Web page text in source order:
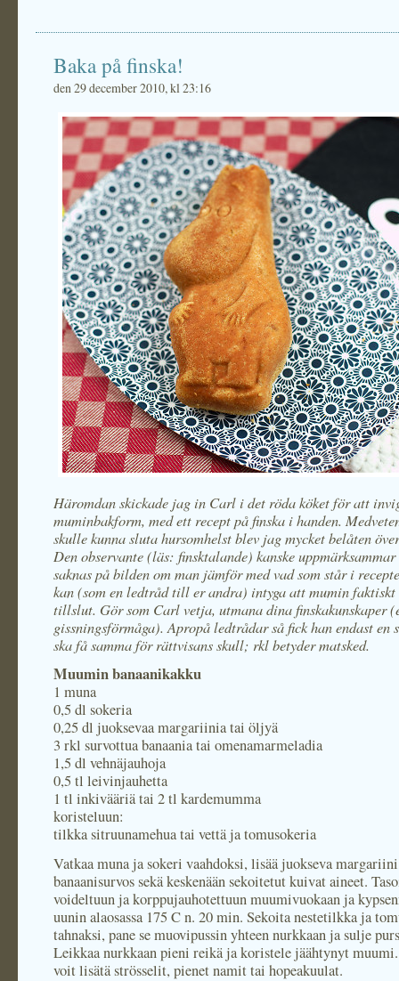
Baka på finska!
den 29 december 2010, kl 23:16
Häromdan skickade jag in Carl i det röda köket för att
muminbakform, med ett recept på finska i handen.
skulle kunna sluta hursomhelst blev jag mycket belåten
Den observante (läs: finsktalande) kanske
saknas på bilden om man jämför med vad som står i
kan (som en ledtråd till er andra) intyga att mumin
tillslut. Gör som Carl vetja, utmana dina finskakunskaper
gissningsförmåga). Apropå ledtrådar så fick han endast en
ska få samma för rättvisans skull; rkl betyder matsked.
Muumin banaanikakku
1 muna
0,5 dl sokeria
0,25 dl juoksevaa margariinia tai öljyä
3 rkl survottua banaania tai omenamarmeladia
1,5 dl vehnäjauhoja
0,5 tl leivinjauhetta
1 tl inkivääriä tai 2 tl kardemumma
koristeluun:
tilkka sitruunamehua tai vettä ja tomusokeria
Vatkaa muna ja sokeri vaahdoksi, lisää juokseva
banaanisurvos sekä keskenään sekoitetut kuivat aineet.
voideltuun ja korppujauhotettuun muumivuokaan ja
uunin alaosassa 175 C n. 20 min. Sekoita nestetilkka ja
tahnaksi, pane se muovipussin yhteen nurkkaan ja sulje
Leikkaa nurkkaan pieni reikä ja koristele jäähtynyt
voit lisätä strösselit, pienet namit tai hopeakuulat.